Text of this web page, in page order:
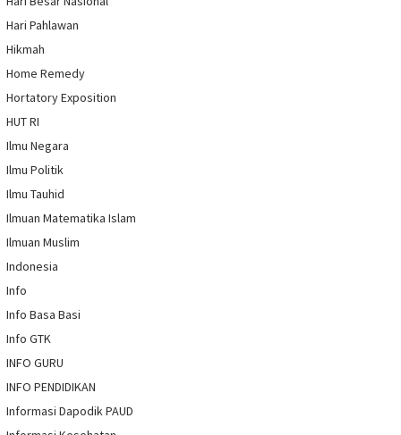
Hari Pahlawan
Hikmah
Home Remedy
Hortatory Exposition
HUT RI
Ilmu Negara
Ilmu Politik
Ilmu Tauhid
Ilmuan Matematika Islam
Ilmuan Muslim
Indonesia
Info
Info Basa Basi
Info GTK
INFO GURU
INFO PENDIDIKAN
Informasi Dapodik PAUD